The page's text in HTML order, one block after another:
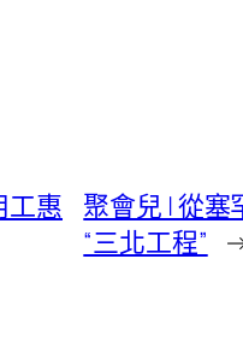
工惠
聚會兒 | 從塞
“三北工程”